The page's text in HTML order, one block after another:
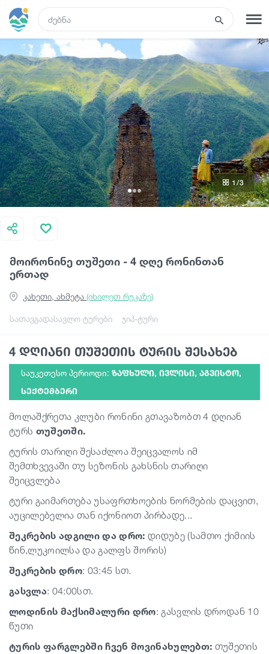
რეგისტრაცია შესვლა
რა ვნახოთ
ტურები
მარშრუტები
სასტუმროები
კვება და ღვინო
გიდები
ტრანსპორტი
ივენთები
დაგეგმე მოგზაურობა
მოირონინე თუშეთი - 4 დღე რონინთან
ერთად
სათავგადასავლო ტურები ჯიპ-ტური
კახეთი, ახმეტა (იხილეთ რუკაზე)
1/3
4 დღიანი თუშეთის ტურის შესახებ
საუკეთესო პერიოდი: ᲖᲐᲤᲮᲣᲚᲘ, ᲘᲕᲚᲘᲡᲘ, ᲐᲒᲕᲘᲡᲢᲝ,
ᲡᲔᲥᲢᲔᲛᲑᲔᲠᲘ
მოლაშქრეთა კლუბი რონინი გთავაზობთ 4 დღიან
ტურს თუშეთში.
ტურის თარიღი შესაძლოა შეიცვალოს იმ
შემთხვევაში თუ სეზონის გახსნის თარიღი
შეიცვლება
ტური გაიმართება უსაფრთხოების ნორმების დაცვით,
აუცილებელია თან იქონიოთ პირბადე...
შეკრების ადგილი და დრო: დიდუბე (სამთო ქიმიის
წინ,ლუკოილსა და გალფს შორის)
შეკრების დრო: 03:45 სთ.
გასვლა: 04:00სთ.
ლოდინის მაქსიმალური დრო: გასვლის დროდან 10
წუთი
ტურის ფარგლებში ჩვენ მოვინახულებთ: თუშეთის